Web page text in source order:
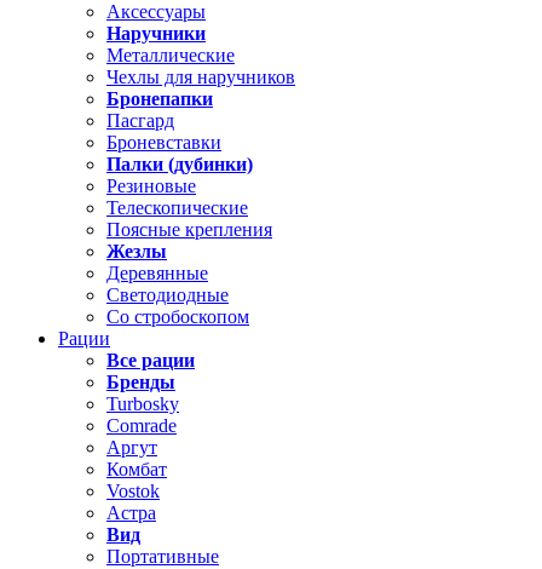
Аксессуары
Наручники
Металлические
Чехлы для наручников
Бронепапки
Пасгард
Броневставки
Палки (дубинки)
Резиновые
Телескопические
Поясные крепления
Жезлы
Деревянные
Светодиодные
Со стробоскопом
Рации
Все рации
Бренды
Turbosky
Comrade
Аргут
Комбат
Vostok
Астра
Вид
Портативные